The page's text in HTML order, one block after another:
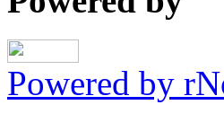
Powered by